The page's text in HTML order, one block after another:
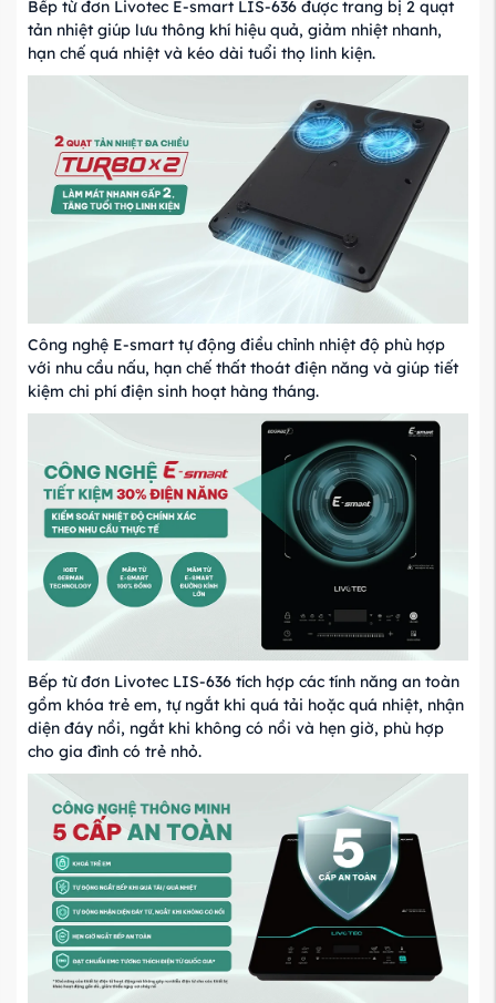
Bếp từ đơn Livotec E-smart LIS-636 được trang bị 2 quạt
tản nhiệt giúp lưu thông khí hiệu quả, giảm nhiệt nhanh,
hạn chế quá nhiệt và kéo dài tuổi thọ linh kiện.
Công nghệ E-smart tự động điều chỉnh nhiệt độ phù hợp
với nhu cầu nấu, hạn chế thất thoát điện năng và giúp tiết
kiệm chi phí điện sinh hoạt hàng tháng.
Bếp từ đơn Livotec LIS-636 tích hợp các tính năng an toàn
gồm khóa trẻ em, tự ngắt khi quá tải hoặc quá nhiệt, nhận
diện đáy nồi, ngắt khi không có nồi và hẹn giờ, phù hợp
cho gia đình có trẻ nhỏ.